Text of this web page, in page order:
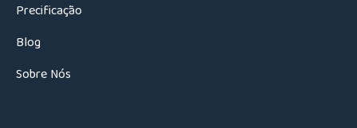
Precificação
Blog
Sobre Nós